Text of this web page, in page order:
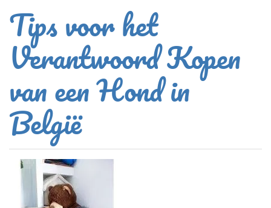
Tips voor het
Verantwoord Kopen
van een Hond in
België